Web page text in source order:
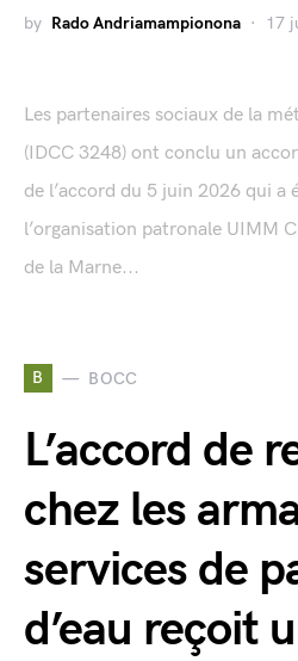
by Rado Andriamampionona 17
Les partenaires sociaux de la
(IDCC 3248) ont conclu un
de l’accord du 5 juin 2026 qui a
l’organisation patronale UIMM
de la Marne...
B BOCC
L’accord de
chez les
services de
d’eau reçoit